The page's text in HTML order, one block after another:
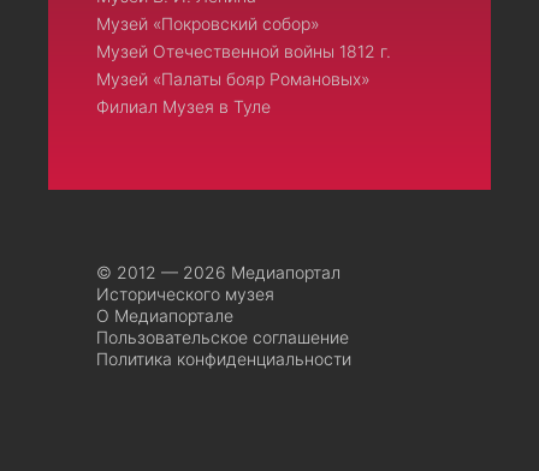
Музей «Покровский собор»
Музей Отечественной войны 1812 г.
Музей «Палаты бояр Романовых»
Филиал Музея в Туле
© 2012 — 2026 Медиапортал
Исторического музея
О Медиапортале
Пользовательское соглашение
Политика конфиденциальности